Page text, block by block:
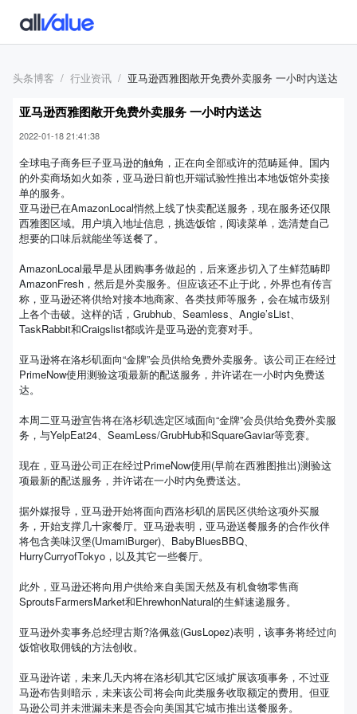
头条博客 行业资讯 亚马逊西雅图敞开免费外卖服务 一小时内送达
亚马逊西雅图敞开免费外卖服务 一小时内送达
2022-01-18 21:41:38
全球电子商务巨子亚马逊的触角，正在向全部或许的范畴延伸。国内
的外卖商场如火如荼，亚马逊日前也开端试验性推出本地饭馆外卖接
单的服务。
亚马逊已在AmazonLocal悄然上线了快卖配送服务，现在服务还仅限
西雅图区域。用户填入地址信息，挑选饭馆，阅读菜单，选清楚自己
想要的口味后就能坐等送餐了。
AmazonLocal最早是从团购事务做起的，后来逐步切入了生鲜范畴即
AmazonFresh，然后是外卖服务。但应该还不止于此，外界也有传言
称，亚马逊还将供给对接本地商家、各类技师等服务，会在城市级别
上各个击破。这样的话，Grubhub、Seamless、Angie’sList、
TaskRabbit和Craigslist都或许是亚马逊的竞赛对手。
亚马逊将在洛杉矶面向“金牌”会员供给免费外卖服务。该公司正在经过
PrimeNow使用测验这项最新的配送服务，并许诺在一小时内免费送
达。
本周二亚马逊宣告将在洛杉矶选定区域面向“金牌”会员供给免费外卖服
务，与YelpEat24、SeamLess/GrubHub和SquareGaviar等竞赛。
现在，亚马逊公司正在经过PrimeNow使用(早前在西雅图推出)测验这
项最新的配送服务，并许诺在一小时内免费送达。
据外媒报导，亚马逊开始将面向西洛杉矶的居民区供给这项外买服
务，开始支撑几十家餐厅。亚马逊表明，亚马逊送餐服务的合作伙伴
将包含美味汉堡(UmamiBurger)、BabyBluesBBQ、
HurryCurryofTokyo，以及其它一些餐厅。
此外，亚马逊还将向用户供给来自美国天然及有机食物零售商
SproutsFarmersMarket和EhrewhonNatural的生鲜速递服务。
亚马逊外卖事务总经理古斯?洛佩兹(GusLopez)表明，该事务将经过向
饭馆收取佣钱的方法创收。
亚马逊许诺，未来几天内将在洛杉矶其它区域扩展该项事务，不过亚
马逊布告则暗示，未来该公司将会向此类服务收取额定的费用。但亚
马逊公司并未泄漏未来是否会向美国其它城市推出送餐服务。